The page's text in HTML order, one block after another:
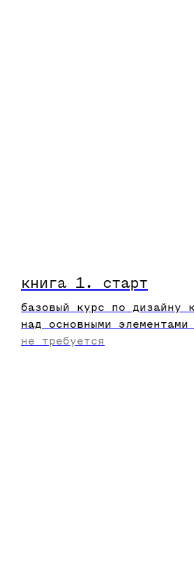
книга 1. старт
базовый курс по дизайну
над основными элементами
не требуется